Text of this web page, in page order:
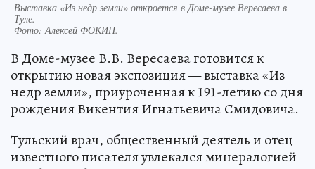
Выставка «Из недр земли» откроется в Доме-музее Вересаева в
Туле.
Фото:Алексей ФОКИН.
В Доме-музее В.В. Вересаева готовится к
открытию новая экспозиция — выставка «Из
недр земли», приуроченная к 191-летию со дня
рождения Викентия Игнатьевича Смидовича.
Тульский врач, общественный деятель и отец
известного писателя увлекался минералогией